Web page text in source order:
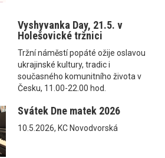
Vyshyvanka Day, 21.5. v
Holešovické tržnici
Tržní náměstí popáté ožije oslavou
ukrajinské kultury, tradic i
současného komunitního života v
Česku, 11.00-22.00 hod.
Svátek Dne matek 2026
10.5.2026, KC Novodvorská